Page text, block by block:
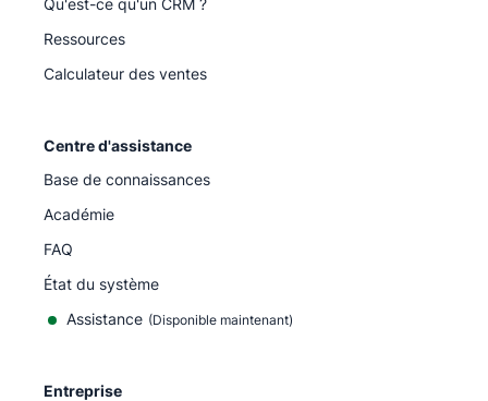
Ressources
Calculateur des ventes
Centre d'assistance
Base de connaissances
Académie
FAQ
État du système
Assistance (Disponible maintenant)
Entreprise